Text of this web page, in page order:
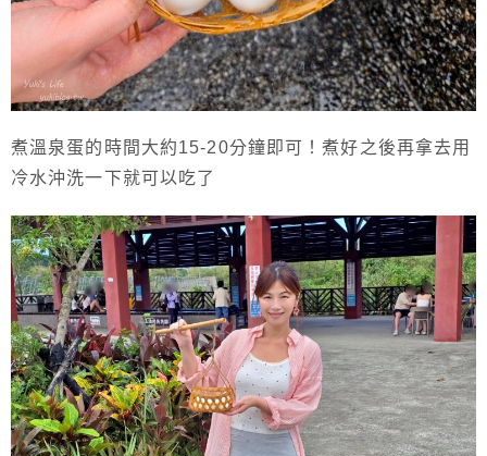
煮溫泉蛋的時間大約15-20分鐘即可！煮好之後再拿去用
冷水沖洗一下就可以吃了